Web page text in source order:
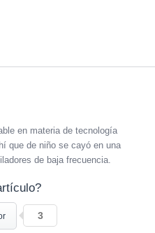
en materia de tecnología
que de niño se cayó en una
de baja frecuencia.
3